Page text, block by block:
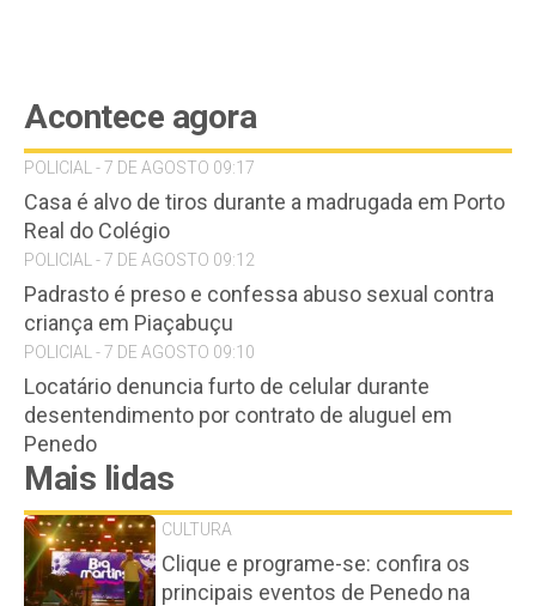
Acontece agora
POLICIAL - 7 DE AGOSTO 09:17
Casa é alvo de tiros durante a madrugada em Porto
Real do Colégio
POLICIAL - 7 DE AGOSTO 09:12
Padrasto é preso e confessa abuso sexual contra
criança em Piaçabuçu
POLICIAL - 7 DE AGOSTO 09:10
Locatário denuncia furto de celular durante
desentendimento por contrato de aluguel em
Penedo
Mais lidas
CULTURA
Clique e programe-se: confira os
principais eventos de Penedo na